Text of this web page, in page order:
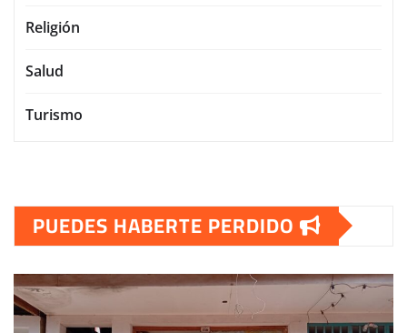
Religión
Salud
Turismo
PUEDES HABERTE PERDIDO